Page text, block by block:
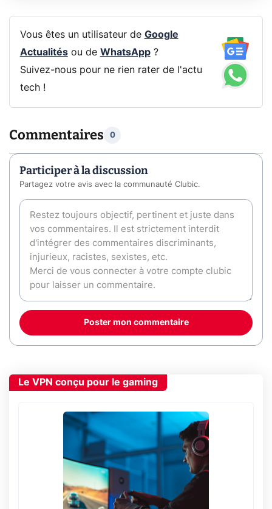
Vous êtes un utilisateur de Google
Actualitésou de WhatsApp?
Suivez-nous pour ne rien rater de l'actu
tech !
Commentaires 0
Participer à la discussion
Partagez votre avis avec la communauté Clubic.
Poster mon commentaire
Le VPN conçu pour le gaming